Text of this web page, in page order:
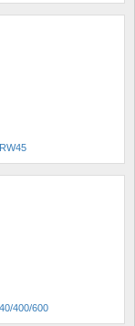
400/600